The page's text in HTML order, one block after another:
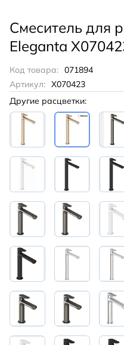
Смеситель для
Eleganta
Код товара: 071894
Артикул: X070423
Другие расцветки: